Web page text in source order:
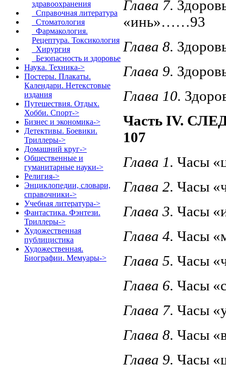
здравоохранения
Справочная литература
Стоматология
Фармакология.
Рецептура. Токсикология
Хирургия
Безопасность и здоровье
Наука. Техника->
Постеры. Плакаты.
Календари. Нетекстовые
издания
Путешествия. Отдых.
Хобби. Спорт->
Бизнес и экономика->
Детективы. Боевики.
Триллеры->
Домашний круг->
Общественные и
гуманитарные науки->
Религия->
Энциклопедии, словари,
справочники->
Учебная литература->
Фантастика. Фэнтези.
Триллеры->
Художественная
публицистика
Художественная.
Биографии. Мемуары->
Глава 7.
«инь»……93
Глава 8.
Глава 9.
Глава 10.
Часть IV.
107
Глава 1. Часы
Глава 2. Часы
Глава 3. Часы
Глава 4. Часы
Глава 5. Часы
Глава 6. Часы
Глава 7. Часы
Глава 8. Часы
Глава 9. Часы